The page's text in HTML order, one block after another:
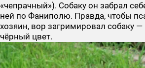
«чепрачный»). Собаку он забрал
ней по Фаниполю. Правда, чтобы
хозяин, вор загримировал собаку —
чёрный цвет.